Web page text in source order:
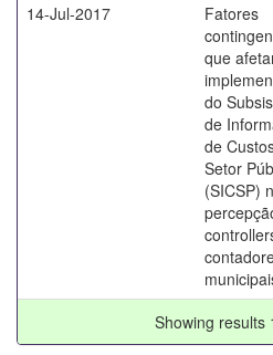
14-Jul-2017
Fatores
que
do
de
de
Setor
(SICSP)
Showing results